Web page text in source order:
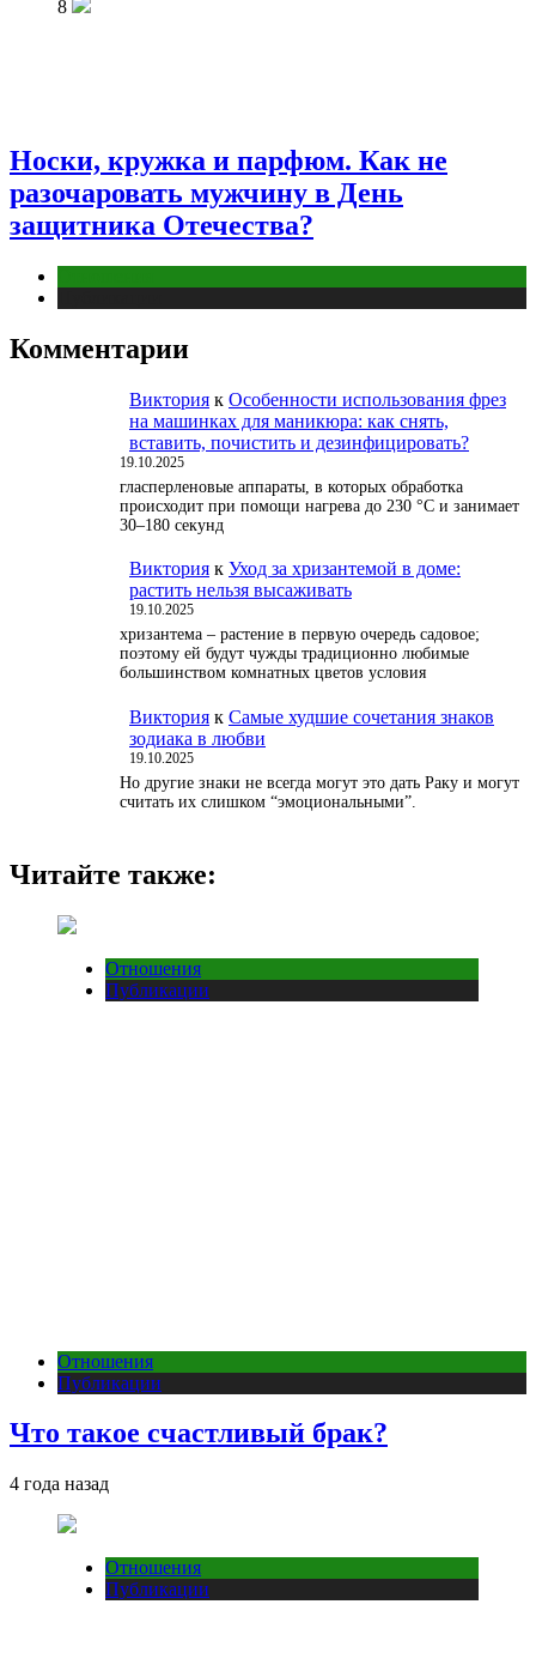
8
Носки, кружка и парфюм. Как не
разочаровать мужчину в День
защитника Отечества?
Комментарии
Виктория к Особенности использования фрез
на машинках для маникюра: как снять,
вставить, почистить и дезинфицировать?
19.10.2025
гласперленовые аппараты, в которых обработка
происходит при помощи нагрева до 230 °С и занимает
30–180 секунд
Виктория к Уход за хризантемой в доме:
растить нельзя высаживать
19.10.2025
хризантема – растение в первую очередь садовое;
поэтому ей будут чужды традиционно любимые
большинством комнатных цветов условия
Виктория к Самые худшие сочетания знаков
зодиака в любви
19.10.2025
Но другие знаки не всегда могут это дать Раку и могут
считать их слишком “эмоциональными”.
Читайте также:
Отношения
Публикации
Отношения
Публикации
Что такое счастливый брак?
4 года назад
Отношения
Публикации